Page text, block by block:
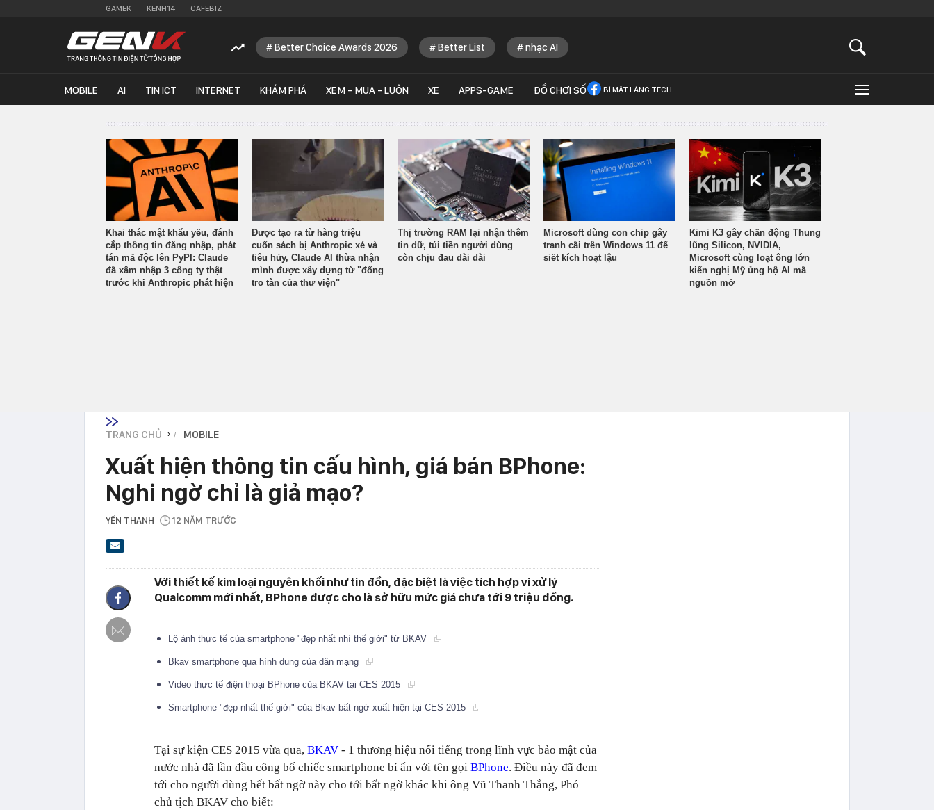
GAMEK KENH14 CAFEBIZ
Better Choice Awards 2026 Better List nhạc AI
MOBILE AI TIN ICT INTERNET KHÁM PHÁ XEM - MUA - LUÔN XE APPS-GAME ĐỒ CHƠI SỐ BÍ MẬT LÀNG TECH
Khai thác mật khẩu yếu, đánh
cắp thông tin đăng nhập, phát
tán mã độc lên PyPI: Claude
đã xâm nhập 3 công ty thật
trước khi Anthropic phát hiện
Được tạo ra từ hàng triệu
cuốn sách bị Anthropic xé và
tiêu hủy, Claude AI thừa nhận
mình được xây dựng từ "đống
tro tàn của thư viện"
Thị trường RAM lại nhận thêm
tin dữ, túi tiền người dùng
còn chịu đau dài dài
Microsoft dùng con chip gây
tranh cãi trên Windows 11 để
siết kích hoạt lậu
Kimi K3 gây chấn động Thung
lũng Silicon, NVIDIA,
Microsoft cùng loạt ông lớn
kiến nghị Mỹ ủng hộ AI mã
nguồn mở
TRANG CHỦ › MOBILE
Xuất hiện thông tin cấu hình, giá bán BPhone:
Nghi ngờ chỉ là giả mạo?
YẾN THANH 12 NĂM TRƯỚC
Với thiết kế kim loại nguyên khối như tin đồn, đặc biệt là việc tích hợp vi xử lý
Qualcomm mới nhất, BPhone được cho là sở hữu mức giá chưa tới 9 triệu đồng.
Lộ ảnh thực tế của smartphone "đẹp nhất nhì thế giới" từ BKAV
Bkav smartphone qua hình dung của dân mạng
Video thực tế điện thoại BPhone của BKAV tại CES 2015
Smartphone "đẹp nhất thế giới" của Bkav bất ngờ xuất hiện tại CES 2015
Tại sự kiện CES 2015 vừa qua, BKAV - 1 thương hiệu nổi tiếng trong lĩnh vực bảo mật của
nước nhà đã lần đầu công bố chiếc smartphone bí ẩn với tên gọi BPhone. Điều này đã đem
tới cho người dùng hết bất ngờ này cho tới bất ngờ khác khi ông Vũ Thanh Thắng, Phó
chủ tịch BKAV cho biết: